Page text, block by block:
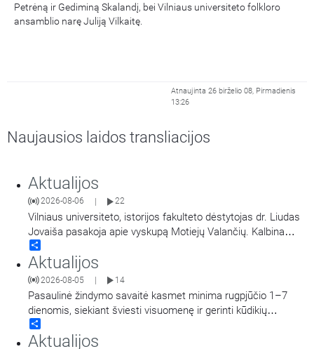
Petrėną ir Gediminą Skalandį, bei Vilniaus universiteto folkloro
ansamblio narę Juliją Vilkaitę.
Atnaujinta 26 birželio 08, Pirmadienis
13:26
Naujausios laidos transliacijos
Aktualijos
2026-08-06 22
Vilniaus universiteto, istorijos fakulteto dėstytojas dr. Liudas
Jovaiša pasakoja apie vyskupą Motiejų Valančių. Kalbina
Žygimantas Jacevičius.
Aktualijos
2026-08-05 14
Pasaulinė žindymo savaitė kasmet minima rugpjūčio 1–7
dienomis, siekiant šviesti visuomenę ir gerinti kūdikių
sveikatą visame pasaulyje. Akušerė, tėvystės
mokyklos „Gandro lizdas“ įkūrėja Ieva Girdvainienė pasakoja
Aktualijos